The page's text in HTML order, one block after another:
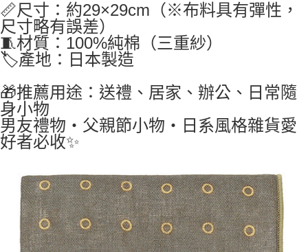
📏尺寸：約29×29cm（※布料具有彈性，
尺寸略有誤差）
🧵材質：100%純棉（三重紗）
🏷產地：日本製造
🎁推薦用途：送禮、居家、辦公、日常隨
身小物
男友禮物・父親節小物・日系風格雜貨愛
好者必收✨